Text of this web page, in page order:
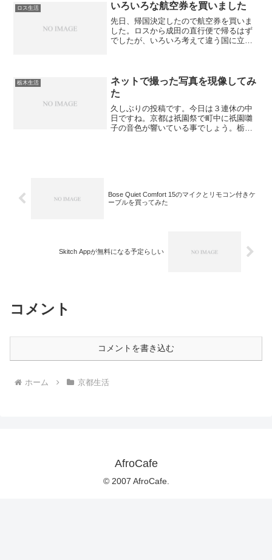
ロス生活 いろいろな航空券を買いました
先日、帰国決定したので航空券を買いま
した。ロスから成田の直行便で帰るはず
でしたが、いろいろ考えて違う国に立ち
国です。友達がブラジル出身...
栃木生活
ネットで撮った写真を現像してみ
た
久しぶりの投稿です。今日は３連休の中
日ですね。京都は祇園祭で町中に祇園囃
子の音色が響いている事でしょう。栃木
Bose Quiet Comfort 15のマイクとリモコン付きケ
ーブルを買ってみた
Skitch Appが無料になる予定らしい
コメント
コメントを書き込む
ホーム 京都生活
AfroCafe
© 2007 AfroCafe.